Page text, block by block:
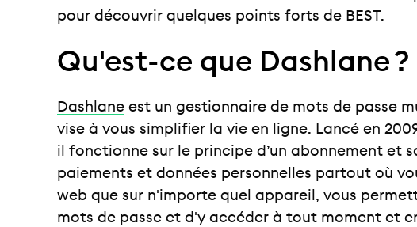
pour découvrir quelques points forts de BEST.
Qu'est-ce que Dashlane ?
Dashlane est un gestionnaire de mots de passe
vise à vous simplifier la vie en ligne. Lancé en
il fonctionne sur le principe d’un abonnement et
paiements et données personnelles partout où
web que sur n'importe quel appareil, vous
mots de passe et d'y accéder à tout moment et